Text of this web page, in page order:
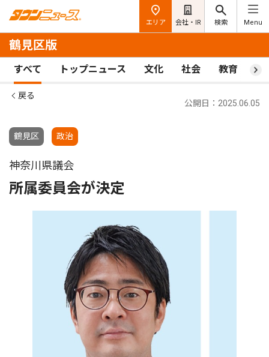
エリア 会社・IR 検索 Menu
鶴見区版
すべて トップニュース 文化 社会 教育 ス
戻る
鶴見区 政治
公開日：2025.06.05
神奈川県議会
所属委員会が決定